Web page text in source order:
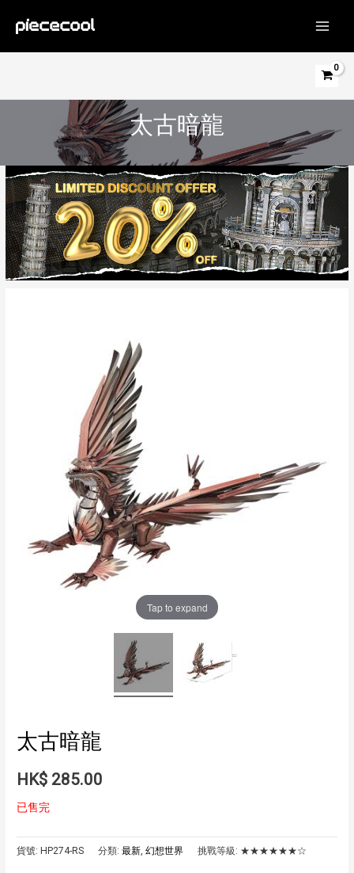
太古暗龍
Tap to expand
太古暗龍
HK$ 285.00
已售完
貨號: HP274-RS 分類:最新,幻想世界 挑戰等級: ★★★★★★☆